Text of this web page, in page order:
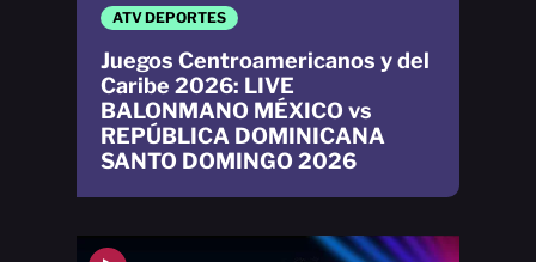
ATV DEPORTES
Juegos Centroamericanos y del
Caribe 2026: LIVE
BALONMANO MÉXICO vs
REPÚBLICA DOMINICANA
SANTO DOMINGO 2026